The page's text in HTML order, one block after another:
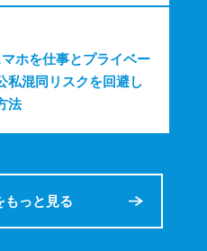
マホを仕事とプライベー
私混同リスクを回避し
法
もっと見る